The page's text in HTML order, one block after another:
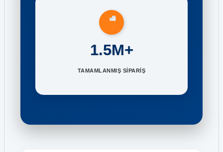
1.5M+
TAMAMLANMIŞ SİPARİŞ